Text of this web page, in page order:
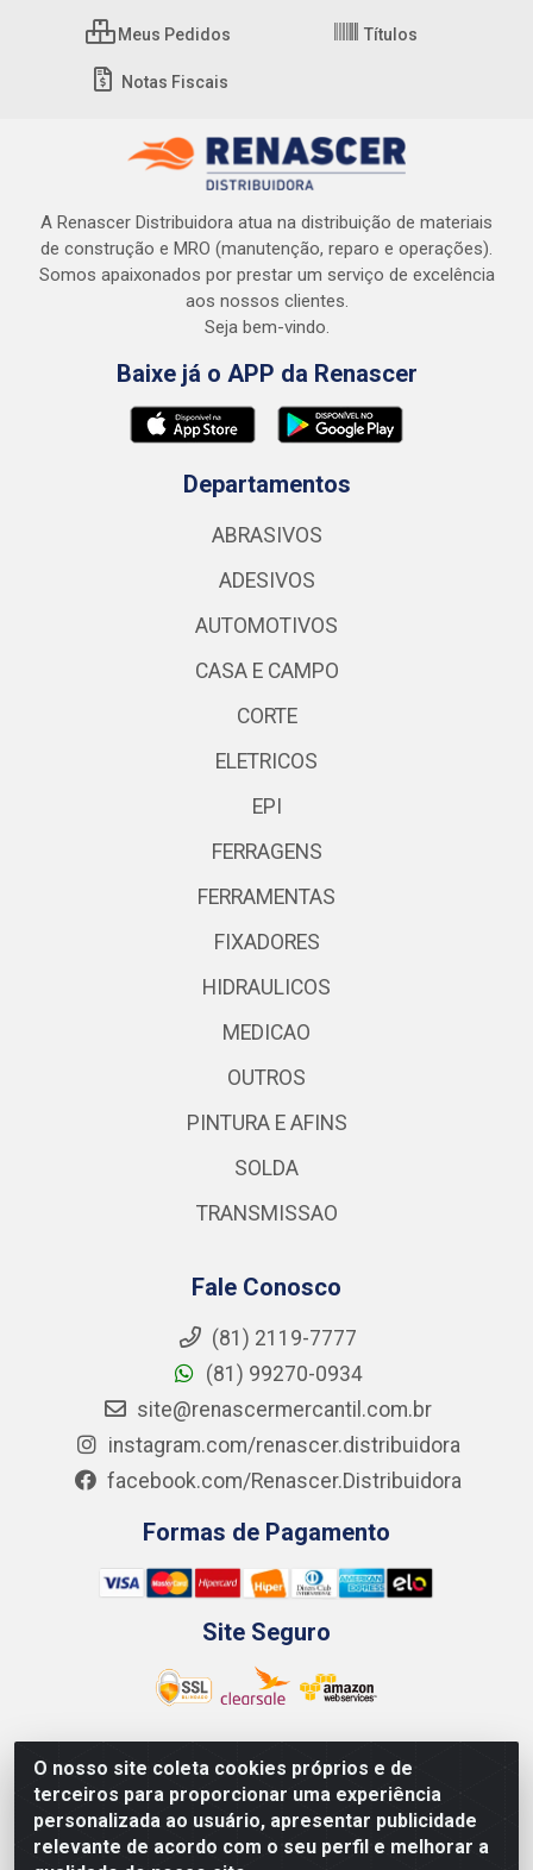
O nosso site coleta cookies próprios e de
terceiros para proporcionar uma experiência
personalizada ao usuário, apresentar publicidade
relevante de acordo com o seu perfil e melhorar a
Meus Pedidos Títulos
Notas Fiscais
A Renascer Distribuidora atua na distribuição de materiais
de construção e MRO (manutenção, reparo e operações).
Somos apaixonados por prestar um serviço de excelência
aos nossos clientes.
Seja bem-vindo.
Baixe já o APP da Renascer
Departamentos
ABRASIVOS
ADESIVOS
AUTOMOTIVOS
CASA E CAMPO
CORTE
ELETRICOS
EPI
FERRAGENS
FERRAMENTAS
FIXADORES
HIDRAULICOS
MEDICAO
OUTROS
PINTURA E AFINS
SOLDA
TRANSMISSAO
Fale Conosco
(81) 2119-7777
(81) 99270-0934
site@renascermercantil.com.br
instagram.com/renascer.distribuidora
facebook.com/Renascer.Distribuidora
Formas de Pagamento
Site Seguro
Renascer Distribuidora - Rua São Miguel, 1845 -
Afogados - Recife / PE - CEP 50850-000 - CNPJ
07.264.693/0001-79